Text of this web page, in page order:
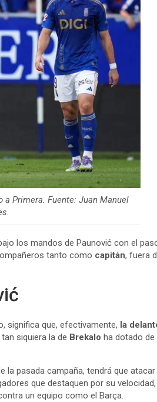
a Primera. Fuente: Juan Manuel
los mandos de Paunović con el
tanto como capitán, fuera
significa que, efectivamente, la
tan siquiera la de Brekalo ha dotado de
la pasada campaña, tendrá que
que destaquen por su
un equipo como el Barça.